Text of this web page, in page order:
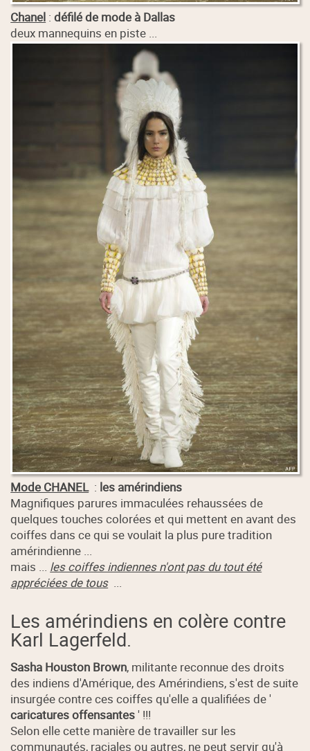
Chanel :défilé de mode à Dallas
deux mannequins en piste ...
Mode CHANEL: les amérindiens
Magnifiques parures immaculées rehaussées de
quelques touches colorées et qui mettent en avant des
coiffes dans ce qui se voulait la plus pure tradition
amérindienne ...
mais ... les coiffes indiennes n'ont pas du tout été
appréciées de tous...
Les amérindiens en colère contre
Karl Lagerfeld.
Sasha Houston Brown, militante reconnue des droits
des indiens d'Amérique, des Amérindiens, s'est de suite
insurgée contre ces coiffes qu'elle a qualifiées de '
caricatures offensantes' !!!
Selon elle cette manière de travailler sur les
communautés, raciales ou autres, ne peut servir qu'à